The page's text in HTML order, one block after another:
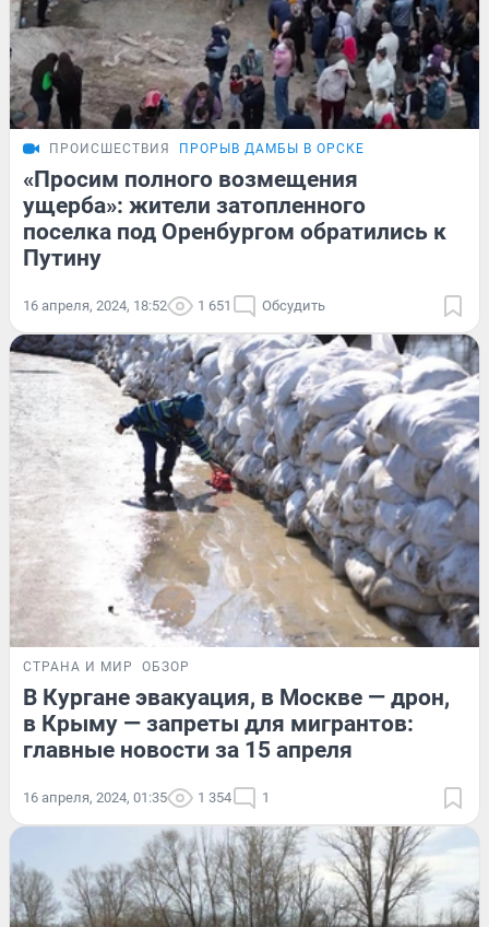
ПРОИСШЕСТВИЯ ПРОРЫВ ДАМБЫ В ОРСКЕ
«Просим полного возмещения
ущерба»: жители затопленного
поселка под Оренбургом обратились к
Путину
16 апреля, 2024, 18:52 1 651 Обсудить
СТРАНА И МИР ОБЗОР
В Кургане эвакуация, в Москве — дрон,
в Крыму — запреты для мигрантов:
главные новости за 15 апреля
16 апреля, 2024, 01:35 1 354 1